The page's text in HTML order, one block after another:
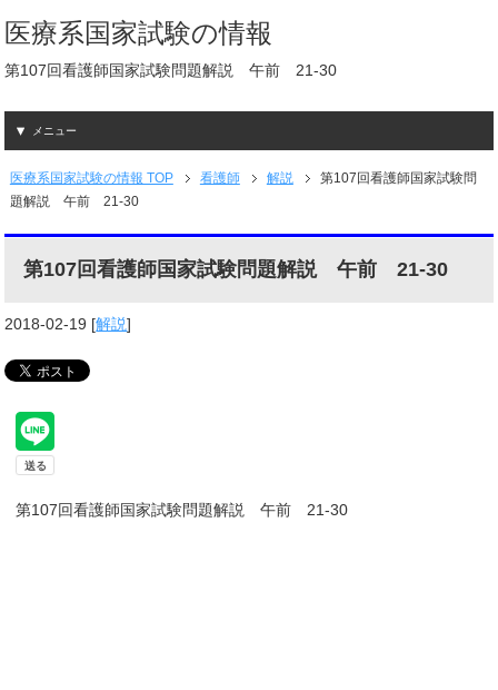
医療系国家試験の情報
第107回看護師国家試験問題解説 午前 21-30
メニュー
医療系国家試験の情報 TOP 看護師 解説
第107回看護師国家試験問
題解説 午前 21-30
第107回看護師国家試験問題解説 午前 21-30
2018-02-19 [解説]
第107回看護師国家試験問題解説 午前 21-30